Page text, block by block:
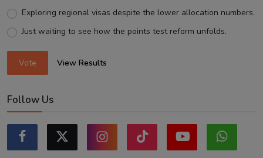
Exploring regional visas despite the lower allocation numbers.
Just waiting to see how the points test reform unfolds.
Vote View Results
Follow Us